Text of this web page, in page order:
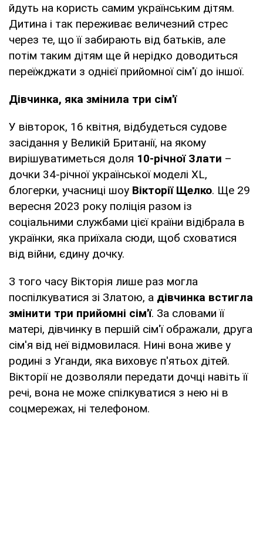
йдуть на користь самим українським дітям.
Дитина і так переживає величезний стрес
через те, що її забирають від батьків, але
потім таким дітям ще й нерідко доводиться
переїжджати з однієї прийомної сім'ї до іншої.
Дівчинка, яка змінила три сім'ї
У вівторок, 16 квітня, відбудеться судове
засідання у Великій Британії, на якому
вирішуватиметься доля 10-річної Злати –
дочки 34-річної української моделі XL,
блогерки, учасниці шоу Вікторії Щелко. Ще 29
вересня 2023 року поліція разом із
соціальними службами цієї країни відібрала в
українки, яка приїхала сюди, щоб сховатися
від війни, єдину дочку.
З того часу Вікторія лише раз могла
поспілкуватися зі Златою, а дівчинка встигла
змінити три прийомні сім'ї. За словами її
матері, дівчинку в першій сім'ї ображали, друга
сім'я від неї відмовилася. Нині вона живе у
родині з Уганди, яка виховує п'ятьох дітей.
Вікторії не дозволяли передати дочці навіть її
речі, вона не може спілкуватися з нею ні в
соцмережах, ні телефоном.